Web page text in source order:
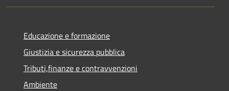
Educazione e formazione
Giustizia e sicurezza pubblica
Tributi,finanze e contravvenzioni
Ambiente